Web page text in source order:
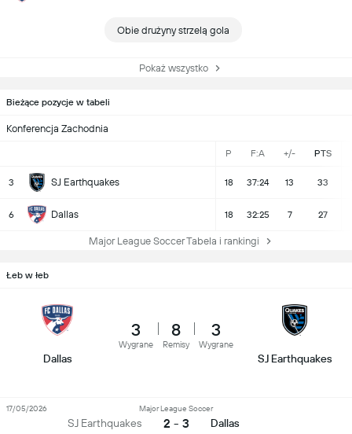
Obie drużyny strzelą gola
Pokaż wszystko
Bieżące pozycje w tabeli
Konferencja Zachodnia
P F:A +/- PTS
3 SJ Earthquakes 18 37:24 13 33
6 Dallas 18 32:25 7 27
Major League Soccer Tabela i rankingi
Łeb w łeb
Dallas
3
Wygrane
8
Remisy
3
Wygrane
SJ Earthquakes
SJ Earthquakes
Major League Soccer
2 - 3 Dallas
17/05/2026